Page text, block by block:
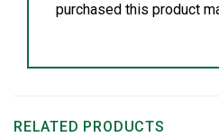
purchased this product
RELATED PRODUCTS